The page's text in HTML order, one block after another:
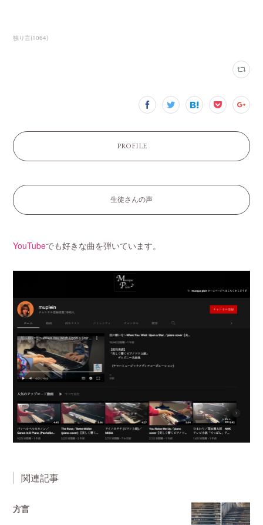
独り言(1064)
PROFILE
生徒さんの声
YouTubeでも好きな曲を弾いています。
関連記事
方言